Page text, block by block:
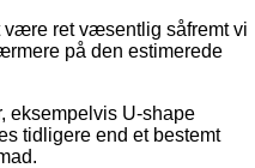
være ret væsentlig såfremt vi
på den estimerede
eksempelvis U-shape
tidligere end et bestemt